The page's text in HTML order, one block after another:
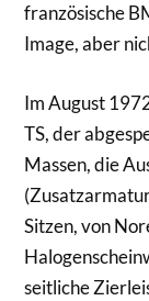
französische
Image, aber
Im August
TS, der
Massen, die
Sitzen, von
seitliche